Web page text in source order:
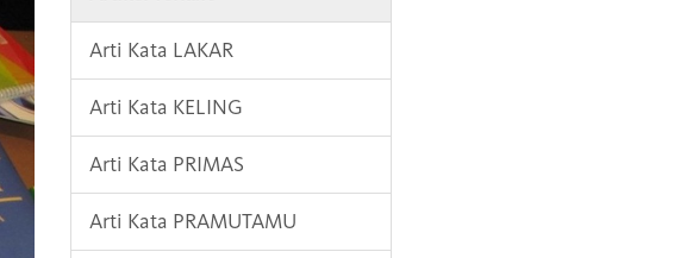
Arti Kata LAKAR
Arti Kata KELING
Arti Kata PRIMAS
Arti Kata PRAMUTAMU